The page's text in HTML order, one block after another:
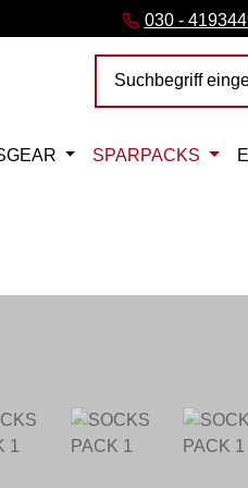
Link)
(externer Link)
Link)
Link)
öffnet in neuem Tab (externer
030 -
SPARPACKS